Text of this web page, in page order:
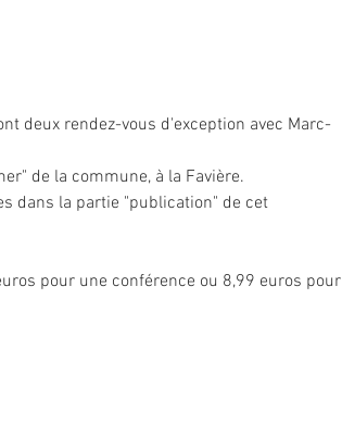
de la commune, à la Favière.
dans la partie "publication" de cet
pour une conférence ou 8,99 euros pour